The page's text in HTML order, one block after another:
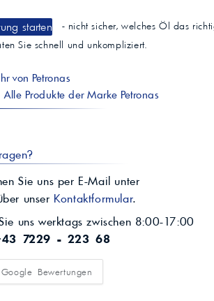
starten
- nicht sicher, welches Öl das
Sie schnell und unkompliziert.
von Petronas
Alle Produkte der Marke Petronas
Sie uns per E-Mail unter
unser Kontaktformular.
uns werktags zwischen 8:00-17:00
7229 - 223 68
Google Bewertungen